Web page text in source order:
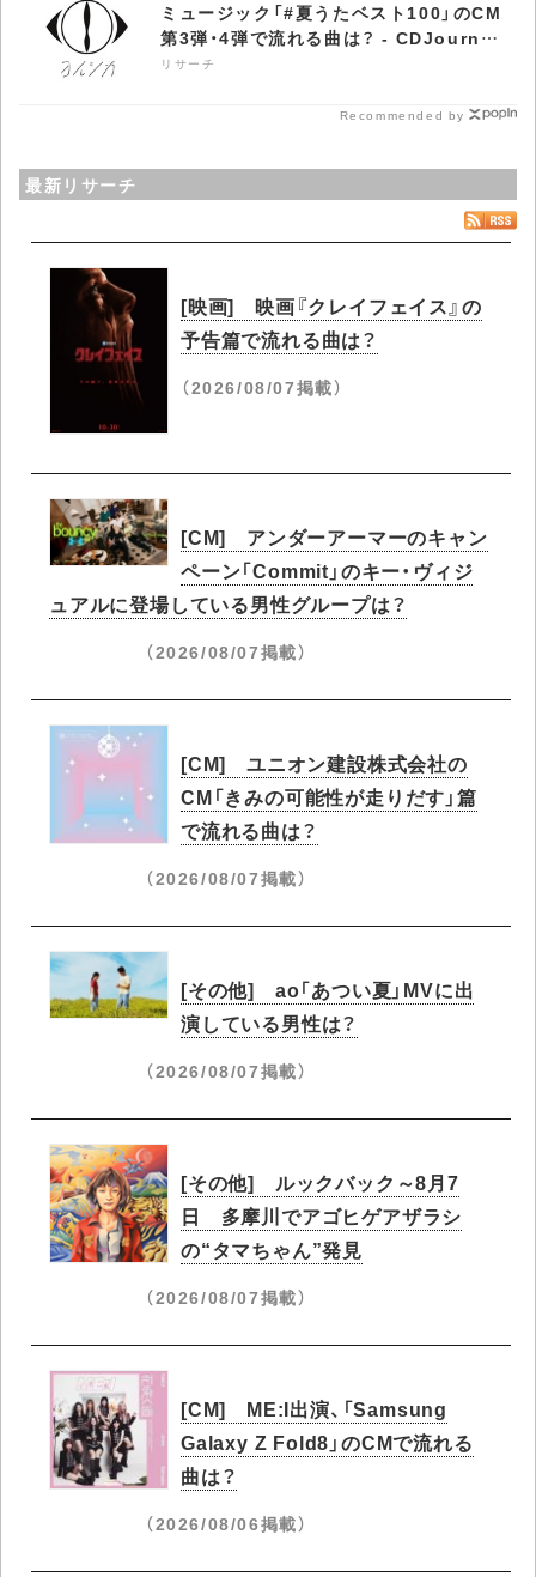
ミュージック「#夏うたベスト100」のCM
第3弾・4弾で流れる曲は？ - CDJournal
リサーチ
リサーチ
Recommended by
最新リサーチ
[映画] 映画『クレイフェイス』の
予告篇で流れる曲は？
（2026/08/07掲載）
[CM] アンダーアーマーのキャン
ペーン「Commit」のキー・ヴィジ
ュアルに登場している男性グループは？
（2026/08/07掲載）
[CM] ユニオン建設株式会社の
CM「きみの可能性が走りだす」篇
で流れる曲は？
（2026/08/07掲載）
[その他] ao「あつい夏」MVに出
演している男性は？
（2026/08/07掲載）
[その他] ルックバック～8月7
日 多摩川でアゴヒゲアザラシ
の“タマちゃん”発見
（2026/08/07掲載）
[CM] ME:I出演、「Samsung
Galaxy Z Fold8」のCMで流れる
曲は？
（2026/08/06掲載）